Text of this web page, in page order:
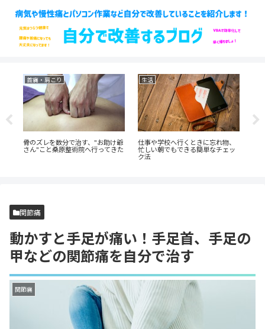
首痛・肩こり
骨のズレを数分で治す、"お助け爺
さん"こと桑原整術院へ行ってきた
生活
仕事や学校へ行くときに忘れ物、
忙しい朝でもできる簡単なチェッ
ク法
関節痛
動かすと手足が痛い！手足首、手足の
甲などの関節痛を自分で治す
関節痛